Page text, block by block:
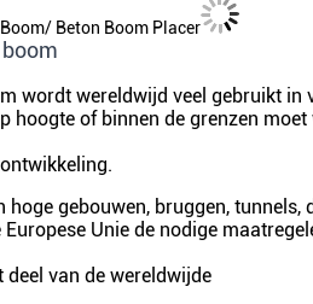
Beton Boom Placer
wordt wereldwijd veel gebruikt in
of binnen de grenzen moet
gebouwen, bruggen, tunnels,
Unie de nodige
van de wereldwijde